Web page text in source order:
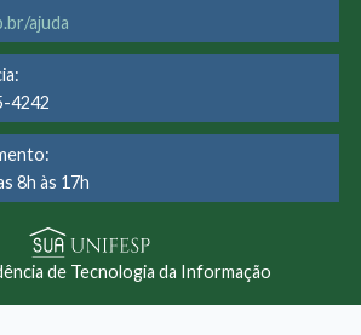
ajuda
4242
8h às 17h
de Tecnologia da Informação